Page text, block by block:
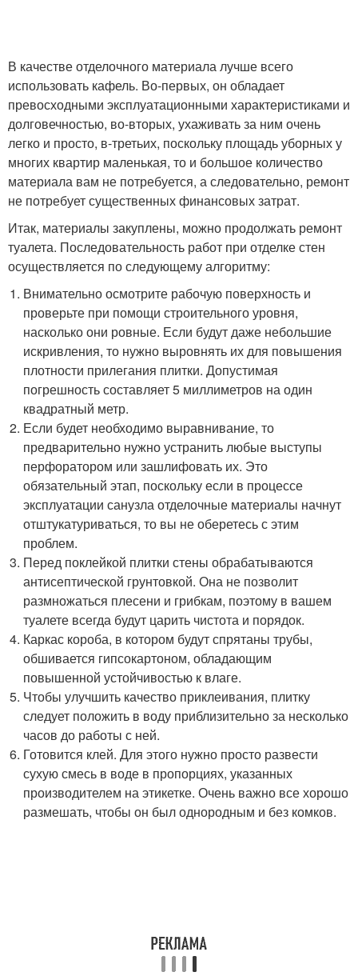
В качестве отделочного материала лучше всего
использовать кафель. Во-первых, он обладает
превосходными эксплуатационными характеристиками и
долговечностью, во-вторых, ухаживать за ним очень
легко и просто, в-третьих, поскольку площадь уборных у
многих квартир маленькая, то и большое количество
материала вам не потребуется, а следовательно, ремонт
не потребует существенных финансовых затрат.
Итак, материалы закуплены, можно продолжать ремонт
туалета. Последовательность работ при отделке стен
осуществляется по следующему алгоритму:
Внимательно осмотрите рабочую поверхность и
проверьте при помощи строительного уровня,
насколько они ровные. Если будут даже небольшие
искривления, то нужно выровнять их для повышения
плотности прилегания плитки. Допустимая
погрешность составляет 5 миллиметров на один
квадратный метр.
Если будет необходимо выравнивание, то
предварительно нужно устранить любые выступы
перфоратором или зашлифовать их. Это
обязательный этап, поскольку если в процессе
эксплуатации санузла отделочные материалы начнут
отштукатуриваться, то вы не оберетесь с этим
проблем.
Перед поклейкой плитки стены обрабатываются
антисептической грунтовкой. Она не позволит
размножаться плесени и грибкам, поэтому в вашем
туалете всегда будут царить чистота и порядок.
Каркас короба, в котором будут спрятаны трубы,
обшивается гипсокартоном, обладающим
повышенной устойчивостью к влаге.
Чтобы улучшить качество приклеивания, плитку
следует положить в воду приблизительно за несколько
часов до работы с ней.
Готовится клей. Для этого нужно просто развести
сухую смесь в воде в пропорциях, указанных
производителем на этикетке. Очень важно все хорошо
размешать, чтобы он был однородным и без комков.